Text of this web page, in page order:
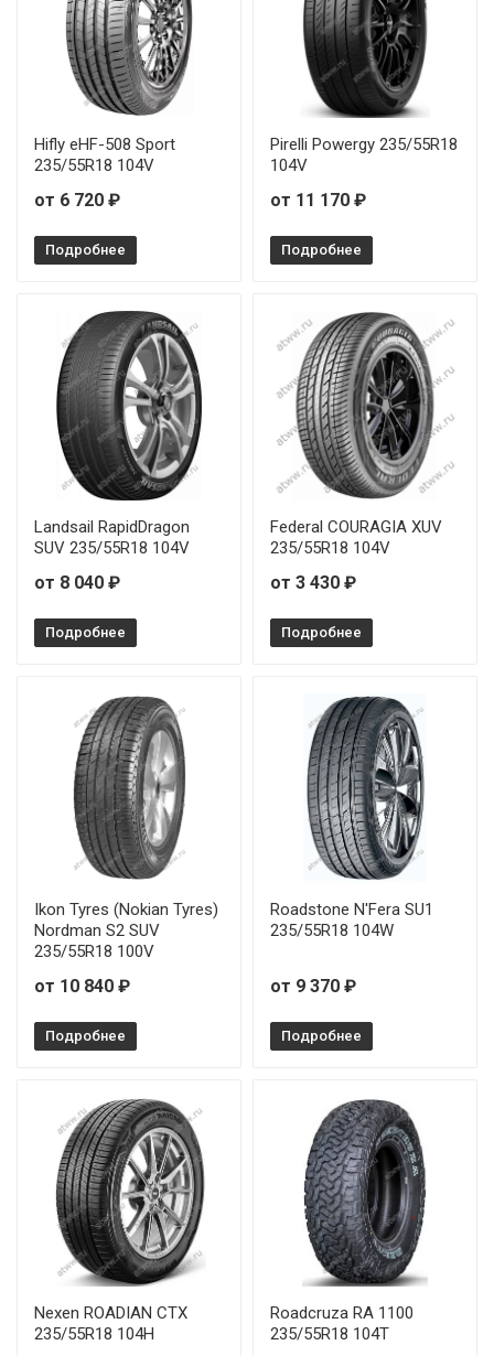
Hifly eHF-508 Sport
235/55R18 104V
от 6 720 ₽
Подробнее
Pirelli Powergy 235/55R18
104V
от 11 170 ₽
Подробнее
Landsail RapidDragon
SUV 235/55R18 104V
от 8 040 ₽
Подробнее
Federal COURAGIA XUV
235/55R18 104V
от 3 430 ₽
Подробнее
Ikon Tyres (Nokian Tyres)
Nordman S2 SUV
235/55R18 100V
от 10 840 ₽
Подробнее
Roadstone N'Fera SU1
235/55R18 104W
от 9 370 ₽
Подробнее
Nexen ROADIAN CTX
235/55R18 104H
Roadcruza RA 1100
235/55R18 104T